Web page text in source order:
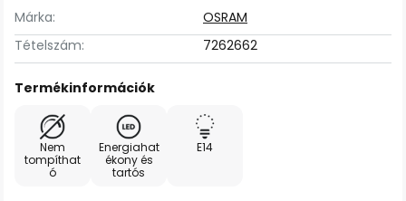
Márka:
OSRAM
Tételszám:
7262662
Termékinformációk
Nem
tompíthat
ó
Energiahat
ékony és
tartós
E14